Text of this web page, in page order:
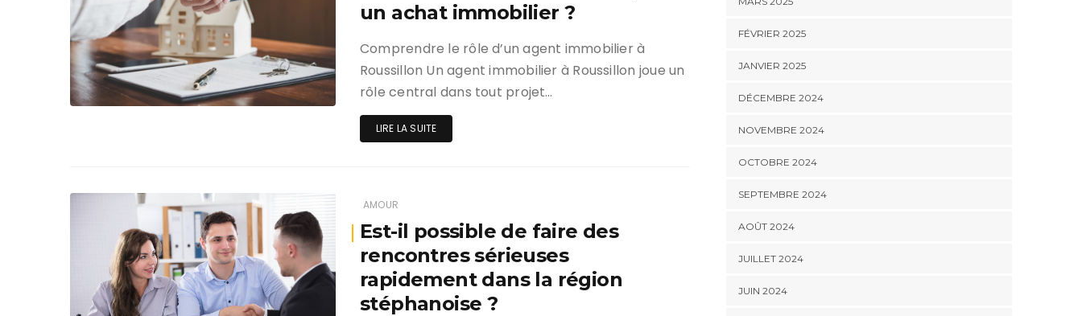
un achat immobilier ?
Comprendre le rôle d’un agent immobilier à
Roussillon Un agent immobilier à Roussillon joue un
rôle central dans tout projet…
LIRE LA SUITE
AMOUR
Est-il possible de faire des
rencontres sérieuses
rapidement dans la région
stéphanoise ?
FÉVRIER 2025
JANVIER 2025
DÉCEMBRE 2024
NOVEMBRE 2024
OCTOBRE 2024
SEPTEMBRE 2024
AOÛT 2024
JUILLET 2024
JUIN 2024